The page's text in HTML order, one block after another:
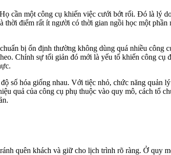
cần một công cụ khiến việc cưới bớt rối. Đó là lý
điểm rất ít người có thời gian ngồi học một
bị ổn định thường không dùng quá nhiều
Chính sự tối giản đó mới là yếu tố khiến công
số hóa giống nhau. Với tiệc nhỏ, chức năng quản
quả của công cụ phụ thuộc vào quy mô, cách tổ
quên khách và giữ cho lịch trình rõ ràng. Ở quy